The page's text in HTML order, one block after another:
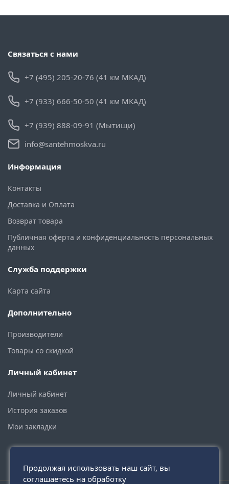
Связаться с нами
+7 (495) 205-20-76 (41 км МКАД)
+7 (933) 666-50-50 (41 км МКАД)
+7 (939) 888-09-91 (Мытищи)
info@santehmoskva.ru
Информация
Контакты
Доставка и Оплата
Возврат товара
Публичная оферта и конфиденциальность персональных
данных
Служба поддержки
Карта сайта
Дополнительно
Производители
Товары со скидкой
Личный кабинет
Личный кабинет
История заказов
Мои закладки
Продолжая использовать наш сайт, вы
соглашаетесь на обработку